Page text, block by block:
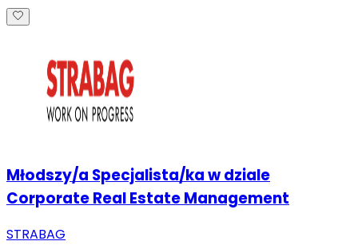
Młodszy/a Specjalista/ka w dziale
Corporate Real Estate Management
STRABAG